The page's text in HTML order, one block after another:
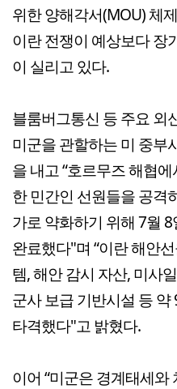
위한 양해각서(MOU) 체
이란 전쟁이 예상보다 장
이 실리고 있다.
블룸버그통신 등 주요 외
미군을 관할하는 미 중부
을 내고 “호르무즈 해협
한 민간인 선원들을 공격
가로 약화하기 위해 7월
완료했다"며 “이란 해안
템, 해안 감시 자산, 미사
군사 보급 기반시설 등
타격했다"고 밝혔다.
이어 “미군은 경계태세